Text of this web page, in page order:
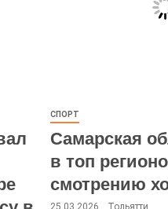
СПОРТ
Самарская
в топ
смотрению